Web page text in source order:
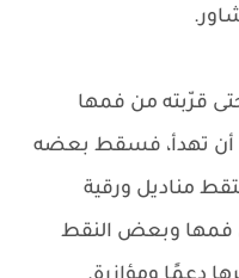
قرّبته من فمها
أن تهدأ، فسقط بعضه
مناديل ورقية
فمها وبعض النقط